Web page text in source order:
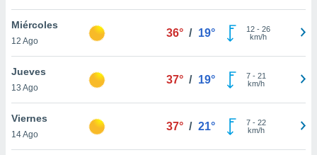
Miércoles
12 Ago
36° / 19° 12- 26
km/h
Jueves
13 Ago
37° / 19° 7- 21
km/h
Viernes
14 Ago
37° / 21° 7- 22
km/h